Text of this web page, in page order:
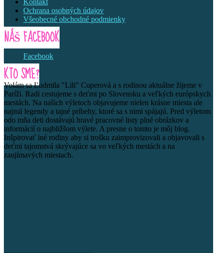
Kontakt
Ochrana osobných údajov
Všeobecné obchodné podmienky
NÁŠ FACEBOOK
Facebook
KTO SME?
Volám sa Ľudmila "Lili" Cuperová a s rodinou aktuálne žijeme v
Paríži. Radi cestujeme s deťmi po Slovensku a veľkých európskych
mestách. Na našich výletoch objavujeme nielen krásne miesta ale
najmä legendy a tajné príbehy, ktoré sa s nimi spájajú. Pred výletom
odo mňa deti dostávajú hravé pracovné listy plné obrázkov a
informácií o najbližšom výlete. A presne o tomto je môj blog.
Inšpirovať iné rodiny aby si trošku zaimprovizovali a objavovali s
deťmi tajomstvá skrývajúce sa vo veľkých mestách a na
zaujímavých miestach.